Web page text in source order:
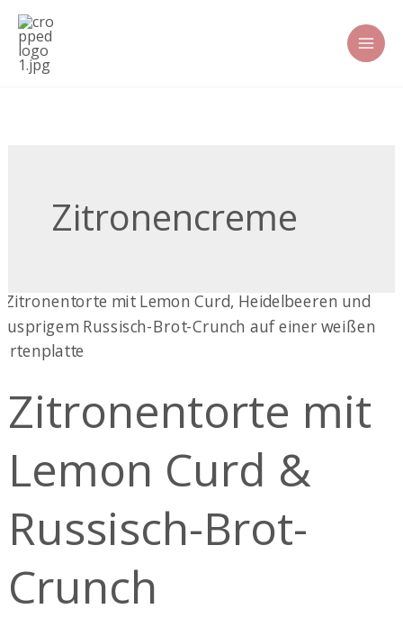
Zum
Inhalt
springen
Zitronencreme
Zitronentorte mit
Lemon Curd &
Russisch-Brot-
Crunch
Zitronentorte
mit
Lemon
&
Russisch-
Crunch